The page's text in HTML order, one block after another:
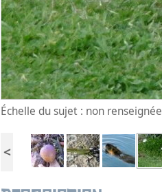
Échelle du sujet : non renseignée
<